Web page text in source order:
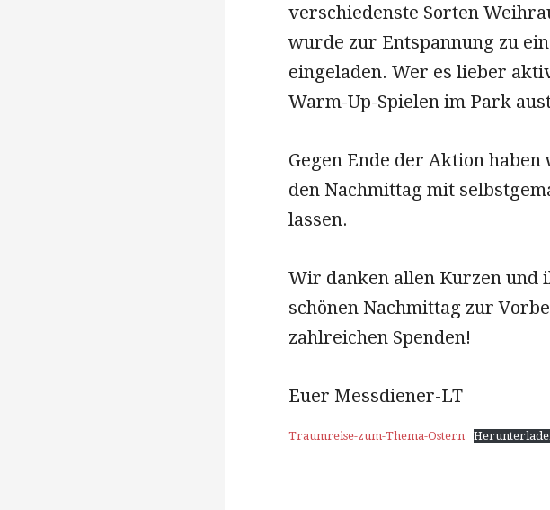
verschiedenste Sorten
wurde zur Entspannung zu
eingeladen. Wer es lieber
Warm-Up-Spielen im Park
Gegen Ende der Aktion
den Nachmittag mit
lassen.
Wir danken allen Kurzen und
schönen Nachmittag zur
zahlreichen Spenden!
Euer Messdiener-LT
Traumreise-zum-Thema-Ostern